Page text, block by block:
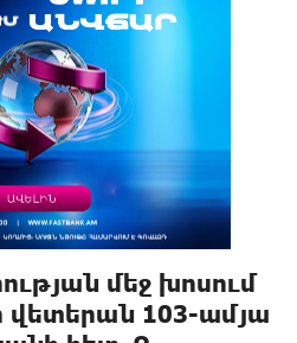
մեջ խոսում
վետերան 103-ամյա